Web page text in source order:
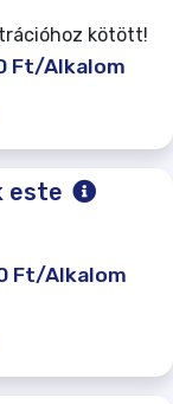
kötött!
Ft/Alkalom
este
Ft/Alkalom